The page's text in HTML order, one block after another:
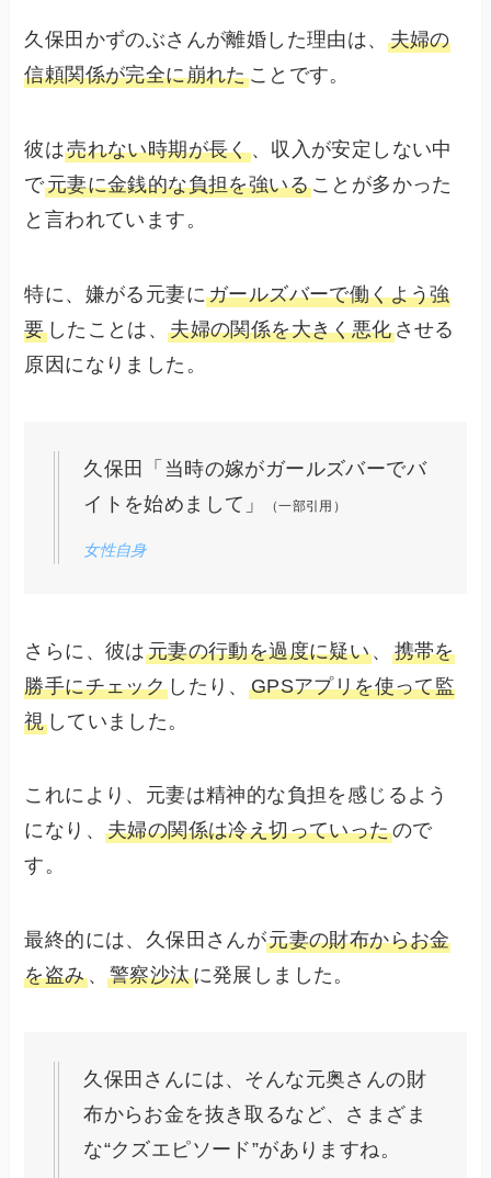
久保田かずのぶさんが離婚した理由は、 夫婦の
信頼関係が完全に崩れたことです。
彼は売れない時期が長く、収入が安定しない中
で元妻に金銭的な負担を強いることが多かった
と言われています。
特に、嫌がる元妻にガールズバーで働くよう強
要したことは、夫婦の関係を大きく悪化させる
原因になりました。
久保田「当時の嫁がガールズバーでバ
イトを始めまして」
（一部引用）
女性自身
さらに、彼は元妻の行動を過度に疑い、 携帯を
勝手にチェック したり、 GPSアプリを使って監
視していました。
これにより、元妻は精神的な負担を感じるよう
になり、夫婦の関係は冷え切っていったので
す。
最終的には、久保田さんが元妻の財布からお金
を盗み、警察沙汰に発展しました。
久保田さんには、そんな元奥さんの財
布からお金を抜き取るなど、さまざま
な“クズエピソード”がありますね。